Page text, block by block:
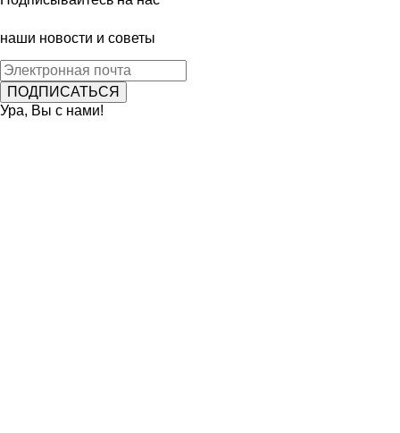
наши новости и советы
Ура, Вы с нами!